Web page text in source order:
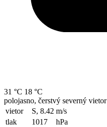
31 °C 18 °C
polojasno, čerstvý severný vietor
vietor
S, 8.42 m/s
tlak
1017
hPa